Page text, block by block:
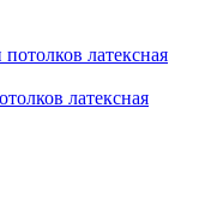
латексная